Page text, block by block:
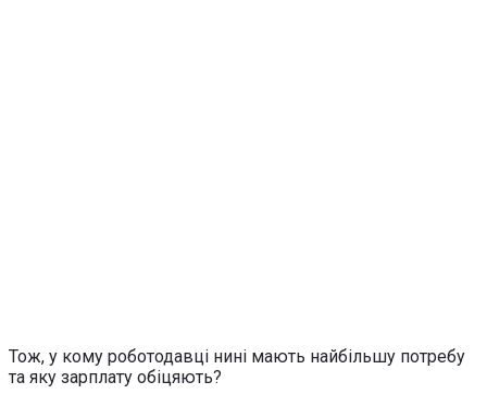
Тож, у кому роботодавці нині мають найбільшу потребу
та яку зарплату обіцяють?